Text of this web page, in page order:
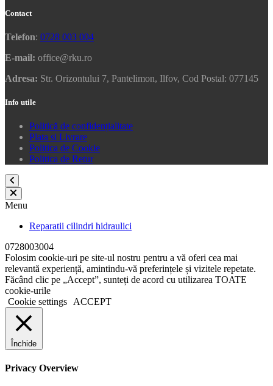
Contact
Telefon: 0728 003 004
E-mail: office@rku.ro
Adresa: Str. Orizontului 7, Pantelimon, Ilfov, Cod Postal: 077145
Info utile
Politică de confidențialitate
Plata si Livrare
Politica de Cookie
Politica de Retur
Menu
Reparatii cilindri hidraulici
0728003004
Folosim cookie-uri pe site-ul nostru pentru a vă oferi cea mai
relevantă experiență, amintindu-vă preferințele și vizitele repetate.
Făcând clic pe „Accept”, sunteți de acord cu utilizarea TOATE
cookie-urile
Cookie settings
ACCEPT
Închide
Privacy Overview